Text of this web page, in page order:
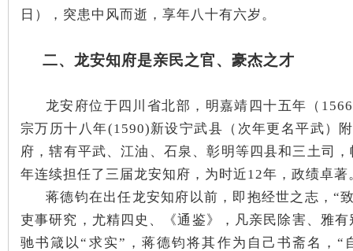
日），突患中风而逝，享年八十有六岁。
二、龙安知府是亲民之官、豪杰之才
龙安府位于四川省北部，明嘉靖四十五年（
宗万历十八年(1590)新设宁武县（次年更名平武）
府，辖有平武、江油、石泉、彰明等四县和三土司
年连续担任了三届龙安知府，为时近12年，政绩卓著
蒋德钧在出任龙安知府以前，即抱经世之志，“
吏事研究，尤精四史、《通鉴》，凡亲民除害、雅
驰书箴以“求实”，蒋德钧将其作为自己书斋名，